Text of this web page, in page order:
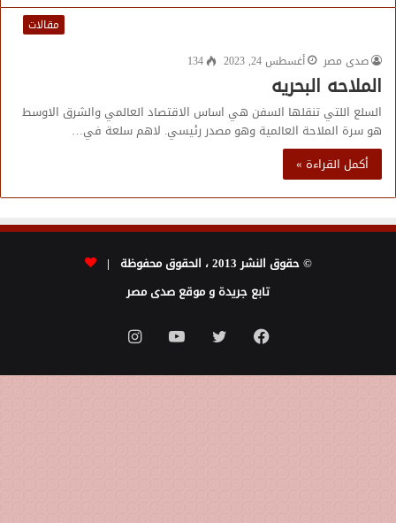
مقالات
صدى مصر
أغسطس 24, 2023 134
الملاحه البحريه
السلع اللتي تنقلها السفن هي اساس الاقتصاد العالمي والشرق الاوسط
هو سرة الملاحة العالمية وهو مصدر رئيسي. لاهم سلعة في…
أكمل القراءة »
© حقوق النشر 2013 ، الحقوق محفوظة |
تابع جريدة و موقع صدى مصر
فيسبوك تويتر يوتيوبانستقرام